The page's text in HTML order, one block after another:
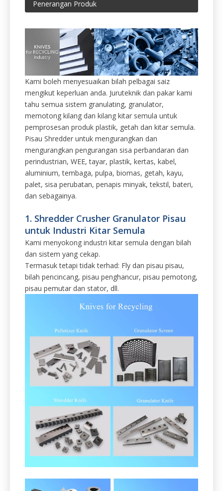
Penerangan Produk
Kami boleh menyesuaikan bilah pelbagai saiz
mengikut keperluan anda. Juruteknik dan pakar kami
tahu semua sistem granulating, granulator,
memotong kilang dan kilang kitar semula untuk
pemprosesan produk plastik, getah dan kitar semula.
Pisau Shredder untuk mengurangkan dan
mengurangkan pengurangan sisa perbandaran dan
perindustrian, WEE, tayar, plastik, kertas, kabel,
aluminium, tembaga, pulpa, biomas, getah, kayu,
palet, sisa perubatan, penapis minyak, tekstil, bateri,
dan sebagainya.
1. Shredder Crusher Granulator Pisau
untuk Industri Kitar Semula
Kami menyokong industri kitar semula dengan bilah
dan sistem yang cekap.
Termasuk tetapi tidak terhad: Fly dan pisau pisau,
bilah pencincang, pisau penghancur, pisau pemotong,
pisau pemutar dan stator, dll.